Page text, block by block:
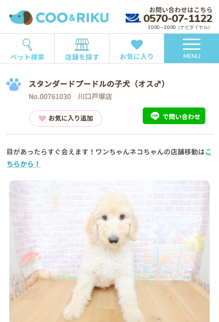
お問い合わせはこちら
0570-07-1122
10:00～20:00（ナビダイヤル）
ペット検索 店舗を探す お気に入り MENU
スタンダードプードルの子犬（オス♂）
No.00761030 川口戸塚店
お気に入り追加 で問い合わせ
目があったらすぐ会えます！ワンちゃんネコちゃんの店舗移動はこ
ちらから！